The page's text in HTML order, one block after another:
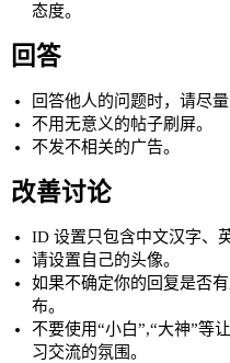
态度。
回答
回答他人的问题时，请尽
不用无意义的帖子刷屏。
不发不相关的广告。
改善讨论
ID 设置只包含中文汉字、
请设置自己的头像。
如果不确定你的回复是否
布。
不要使用“小白”,“大神”等
习交流的氛围。